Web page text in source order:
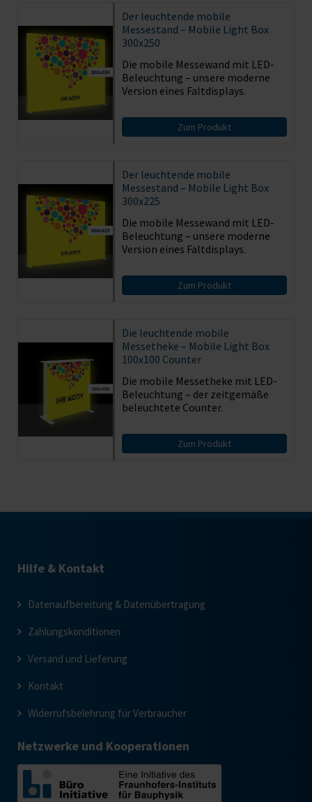
Der leuchtende mobile
Messestand – Mobile Light Box
300x250
Die mobile Messewand mit LED-
Beleuchtung – unsere moderne
Version eines Faltdisplays.
Zum Produkt
Der leuchtende mobile
Messestand – Mobile Light Box
300x225
Die mobile Messewand mit LED-
Beleuchtung – unsere moderne
Version eines Faltdisplays.
Zum Produkt
Die leuchtende mobile
Messetheke – Mobile Light Box
100x100 Counter
Die mobile Messetheke mit LED-
Beleuchtung – der zeitgemäße
beleuchtete Counter.
Zum Produkt
Hilfe & Kontakt
Datenaufbereitung & Datenübertragung
Zahlungskonditionen
Versand und Lieferung
Kontakt
Widerrufsbelehrung für Verbraucher
Netzwerke und Kooperationen